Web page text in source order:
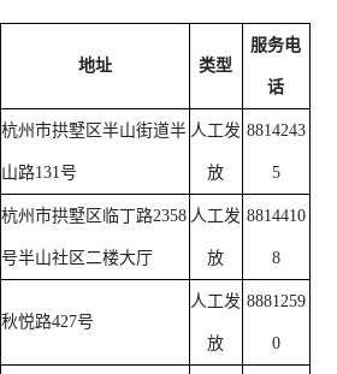
地址 类型
服务电
话
杭州市拱墅区半山街道半
山路131号
人工发
放
8814243
5
杭州市拱墅区临丁路2358
号半山社区二楼大厅
人工发
放
8814410
8
秋悦路427号
人工发
放
8881259
0